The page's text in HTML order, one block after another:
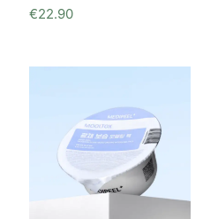
€22.90